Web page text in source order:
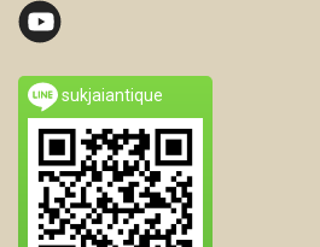
sukjaiantique